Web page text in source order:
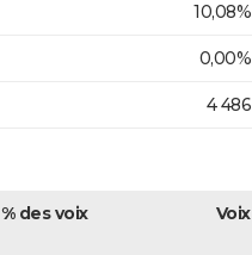
10,08%
0,00%
4 486
% des voix Voix